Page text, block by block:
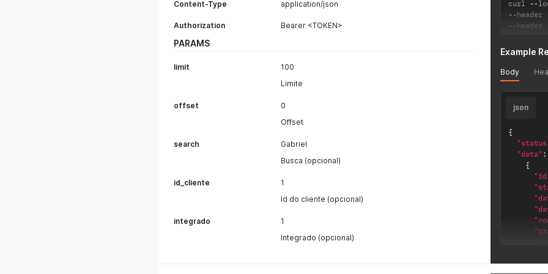
Content-Type application/json
Authorization Bearer <TOKEN>
PARAMS
limit
100
Limite
offset
0
Offset
search
Gabriel
Busca (opcional)
id_cliente
1
Id do cliente (opcional)
integrado
1
Integrado (opcional)
curl --
--header
--header
Example
Body
json
{
"data" :
{